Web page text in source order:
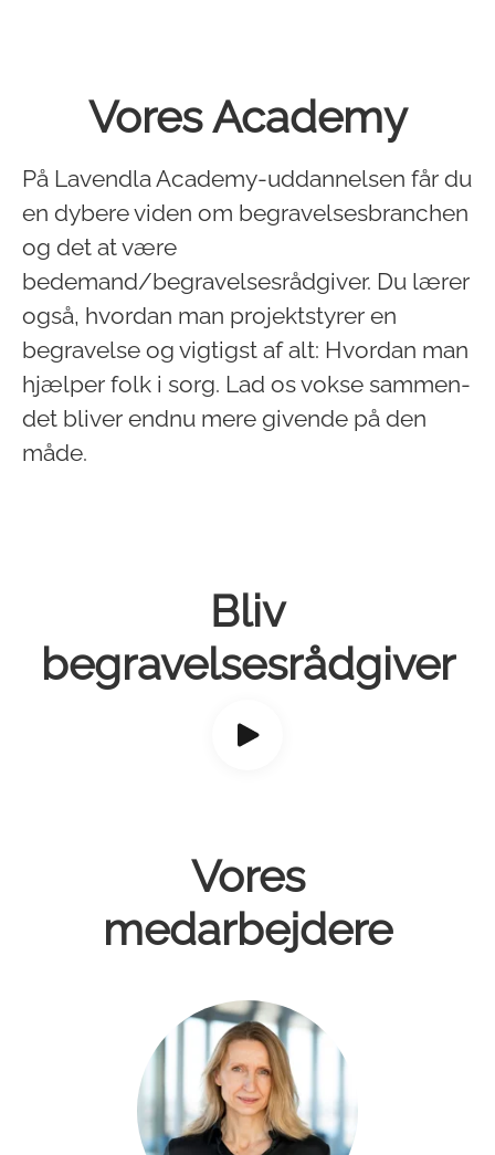
Vores Academy
På Lavendla Academy-uddannelsen får du
en dybere viden om begravelsesbranchen
og det at være
bedemand/begravelsesrådgiver. Du lærer
også, hvordan man projektstyrer en
begravelse og vigtigst af alt: Hvordan man
hjælper folk i sorg. Lad os vokse sammen-
det bliver endnu mere givende på den
måde.
Bliv
begravelsesrådgiver
Vores
medarbejdere